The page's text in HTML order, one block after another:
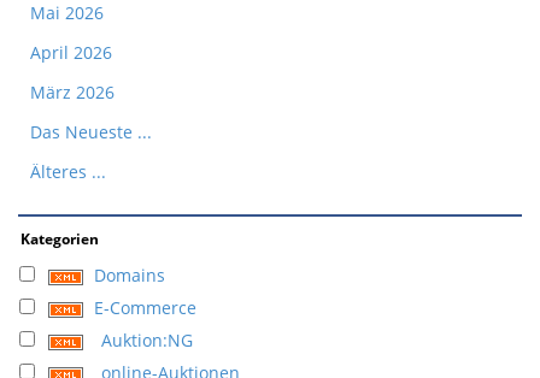
Mai 2026
April 2026
März 2026
Das Neueste ...
Älteres ...
Kategorien
Domains
E-Commerce
Auktion:NG
online-Auktionen